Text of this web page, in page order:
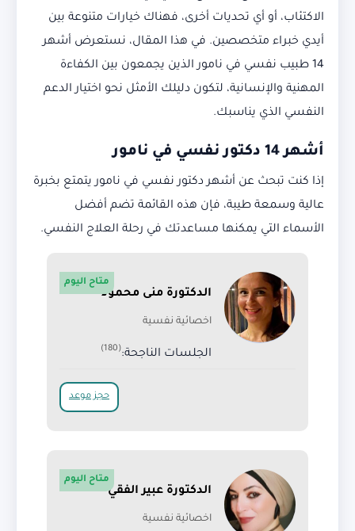
الاكتئاب، أو أي تحديات أخرى، فهناك خيارات متنوعة بين
أيدي خبراء متخصصين. في هذا المقال، نستعرض أشهر
14 طبيب نفسي في نامور الذين يجمعون بين الكفاءة
المهنية والإنسانية، لتكون دليلك الأمثل نحو اختيار الدعم
النفسي الذي يناسبك.
أشهر 14 دكتور نفسي في نامور
إذا كنت تبحث عن أشهر دكتور نفسي في نامور يتمتع بخبرة
عالية وسمعة طيبة، فإن هذه القائمة تضم أفضل
الأسماء التي يمكنها مساعدتك في رحلة العلاج النفسي.
الدكتورة منى محمود
اخصائية نفسية
الجلسات الناجحة:(180)
متاح اليوم
حجز موعد
الدكتورة عبير الفقي
اخصائية نفسية
متاح اليوم